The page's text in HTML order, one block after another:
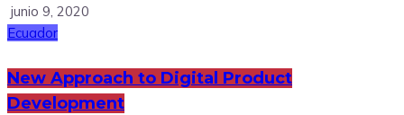
junio 9, 2020
Ecuador
New Approach to Digital Product
Development